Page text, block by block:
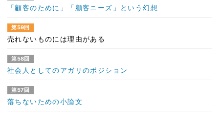
「顧客のために」「顧客ニーズ」という幻想
第59回
売れないものには理由がある
第58回
社会人としてのアガリのポジション
第57回
落ちないための小論文